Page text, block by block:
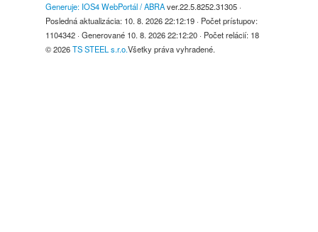
Generuje: IOS4 WebPortál / ABRAver.22.5.8252.31305 ·
Posledná aktualizácia: 10. 8. 2026 22:12:19 · Počet prístupov:
1104342 · Generované 10. 8. 2026 22:12:20 · Počet relácií: 18
© 2026TS STEEL s.r.o.Všetky práva vyhradené.